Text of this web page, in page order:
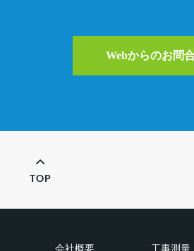
Webからのお問
TOP
会社概要 工事測量